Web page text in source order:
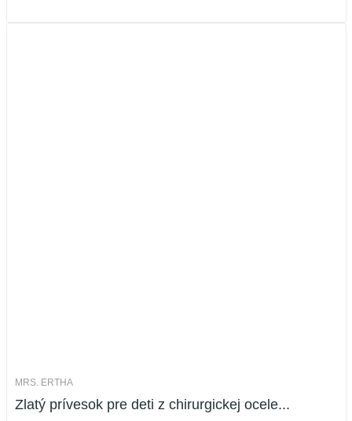
MRS. ERTHA
Zlatý prívesok pre deti z chirurgickej ocele...